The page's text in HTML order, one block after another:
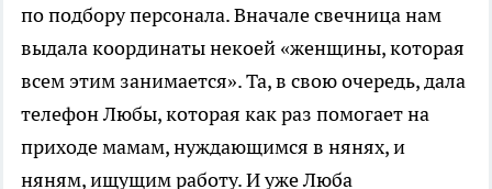
по подбору персонала. Вначале свечница нам
выдала координаты некоей «женщины, которая
всем этим занимается». Та, в свою очередь, дала
телефон Любы, которая как раз помогает на
приходе мамам, нуждающимся в нянях, и
няням, ищущим работу. И уже Люба